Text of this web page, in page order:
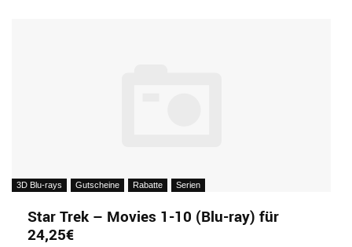
3D Blu-rays Gutscheine Rabatte Serien
Star Trek – Movies 1-10 (Blu-ray) für
24,25€